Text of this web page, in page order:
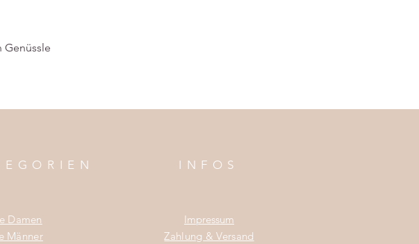
Genüssle
Damen
Männer
INFOS
Impressum
Zahlung & Versand